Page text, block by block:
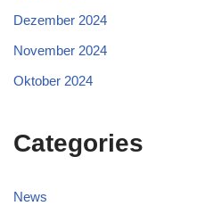
Dezember 2024
November 2024
Oktober 2024
Categories
News